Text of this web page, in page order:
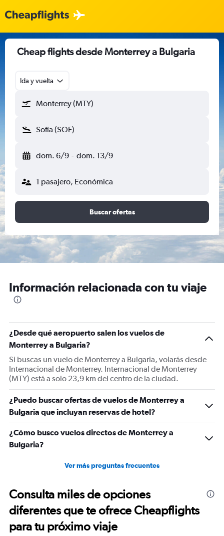
Cheap flights desde Monterrey a Bulgaria
Ida y vuelta
Monterrey (MTY)
Sofía (SOF)
dom. 6/9 - dom. 13/9
1 pasajero, Económica
Buscar ofertas
Información relacionada con tu viaje
¿Desde qué aeropuerto salen los vuelos de
Monterrey a Bulgaria?
Si buscas un vuelo de Monterrey a Bulgaria, volarás desde
Internacional de Monterrey. Internacional de Monterrey
(MTY) está a solo 23,9 km del centro de la ciudad.
¿Puedo buscar ofertas de vuelos de Monterrey a
Bulgaria que incluyan reservas de hotel?
¿Cómo busco vuelos directos de Monterrey a
Bulgaria?
Ver más preguntas frecuentes
Consulta miles de opciones
diferentes que te ofrece Cheapflights
para tu próximo viaje